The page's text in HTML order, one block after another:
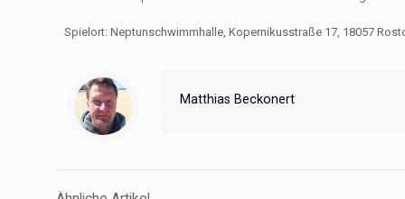
Spielort: Neptunschwimmhalle, Kopernikusstraße 17, 18057
Matthias Beckonert